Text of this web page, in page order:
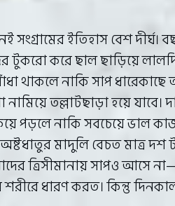
সংগ্রামের ইতিহাস বেশ
করে ছাল ছাড়িয়ে
থাকলে নাকি সাপ
তল্লাটছাড়া হয়ে যাবে।
পড়লে নাকি সবচেয়ে ভাল
মাদুলি বেচত মাত্র দশ
ত্রিসীমানায় সাপও আসে
ধারণ করত। কিন্তু